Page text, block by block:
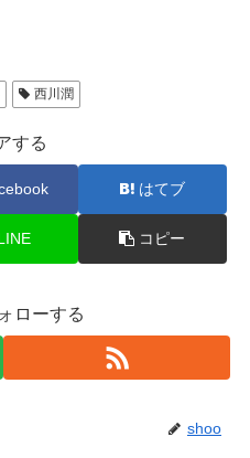
西川潤
する
はてブ
コピー
ローする
shoo